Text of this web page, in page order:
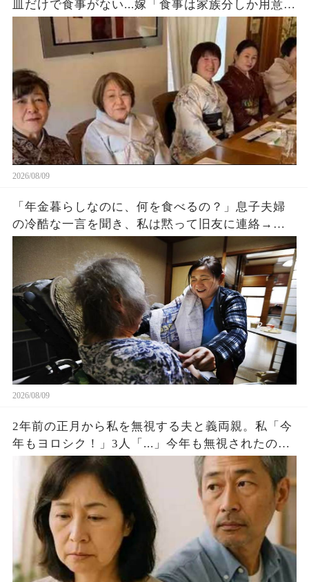
皿だけで食事がない...嫁「食事は家族分しか用意し
てないわw」私・夫（今後一切援助は止めよう）→
永久に無視して他人扱いした結果w
2026/08/09
「年金暮らしなのに、何を食べるの？」息子夫婦
の冷酷な一言を聞き、私は黙って旧友に連絡→三
日後、息子の会社への“出資中止通知”が届き二人
は青ざめました。
2026/08/09
2年前の正月から私を無視する夫と義両親。私「今
年もヨロシク！」3人「...」今年も無視されたので
無言で家を出ると夫から鬼電が私「...」完全無視す